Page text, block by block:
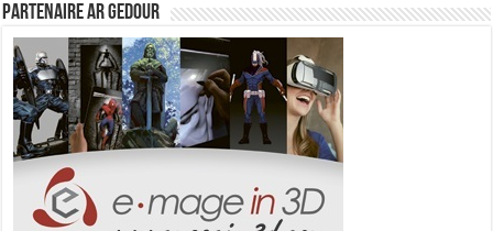
Partenaire Ar Gedour